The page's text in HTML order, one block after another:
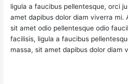
ligula a faucibus pellentesque, orci
amet dapibus dolor diam viverra mi.
sit amet odio pellentesque odio
facilisis, ligula a faucibus
massa, sit amet dapibus dolor diam